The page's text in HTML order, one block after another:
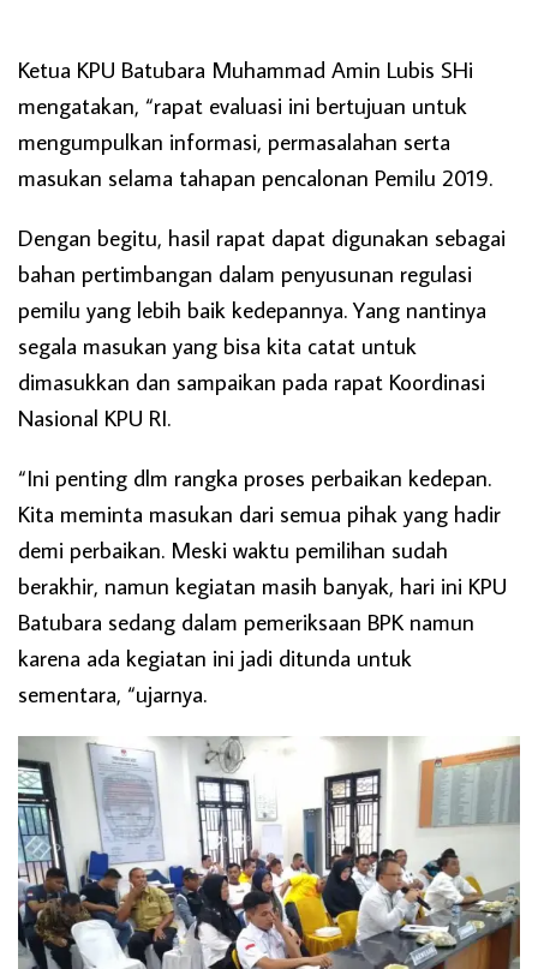
Ketua KPU Batubara Muhammad Amin Lubis SHi
mengatakan, “rapat evaluasi ini bertujuan untuk
mengumpulkan informasi, permasalahan serta
masukan selama tahapan pencalonan Pemilu 2019.
Dengan begitu, hasil rapat dapat digunakan sebagai
bahan pertimbangan dalam penyusunan regulasi
pemilu yang lebih baik kedepannya. Yang nantinya
segala masukan yang bisa kita catat untuk
dimasukkan dan sampaikan pada rapat Koordinasi
Nasional KPU RI.
“Ini penting dlm rangka proses perbaikan kedepan.
Kita meminta masukan dari semua pihak yang hadir
demi perbaikan. Meski waktu pemilihan sudah
berakhir, namun kegiatan masih banyak, hari ini KPU
Batubara sedang dalam pemeriksaan BPK namun
karena ada kegiatan ini jadi ditunda untuk
sementara, “ujarnya.